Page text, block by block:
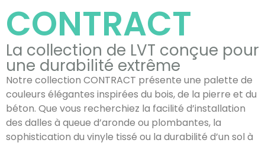
CONTRACT
La collection de LVT conçue pour
une durabilité extrême
Notre collection CONTRACT présente une palette de
couleurs élégantes inspirées du bois, de la pierre et du
béton. Que vous recherchiez la facilité d’installation
des dalles à queue d’aronde ou plombantes, la
sophistication du vinyle tissé ou la durabilité d’un sol à